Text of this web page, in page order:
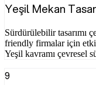
Yeşil Mekan
Sürdürülebilir tasarımı
friendly firmalar için
Yeşil kavramı çevresel
9